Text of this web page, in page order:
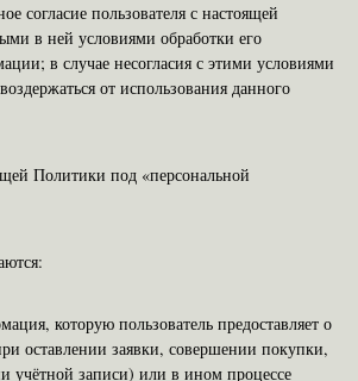
согласие пользователя с настоящей
в ней условиями обработки его
в случае несогласия с этими условиями
от использования данного
Политики под «персональной
которую пользователь предоставляет о
оставлении заявки, совершении покупки,
учётной записи) или в ином процессе